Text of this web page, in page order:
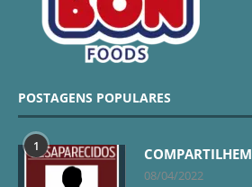
POSTAGENS POPULARES
1 COMPARTILHEM
08/04/2022